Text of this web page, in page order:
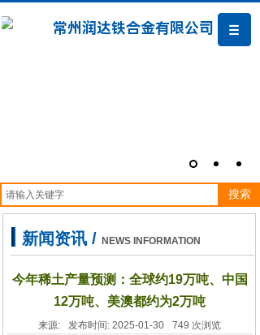
常州润达铁合金有限公司
搜索
新闻资讯 / NEWS INFORMATION
今年稀土产量预测：全球约19万吨、中国
12万吨、美澳都约为2万吨
来源: 发布时间: 2025-01-30 749 次浏览